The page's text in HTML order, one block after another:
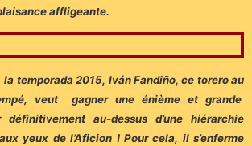
affligeante.
temporada 2015, Iván Fandiño, ce torero au
veut gagner une énième et grande
définitivement au-dessus d’une hiérarchie
yeux de l’Aficion ! Pour cela, il s’enferme